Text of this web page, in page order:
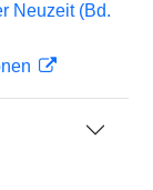
Neuzeit (Bd.